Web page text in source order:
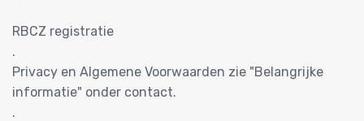
RBCZ registratie
.
Privacy en Algemene Voorwaarden zie "Belangrijke
informatie" onder contact.
.